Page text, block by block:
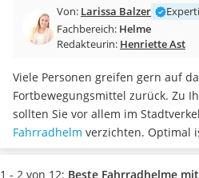
Futterboot
Air Bike
Trekkingschuhe Herren
Reisetasche mit Rollen
Klimmzugstation
Koffer
Nachtsichtgerät
Faltschloss
Von: Larissa Balzer
Fachbereich: Helme
Redakteurin: Henriette Ast
Viele Personen greifen gern auf
Fortbewegungsmittel zurück. Zu
sollten Sie vor allem im
Fahrradhelm verzichten. Optimal
Licht, umim Straßenverkehr auf
machen , vor allem im Dunkeln.
1 - 2 von 12: Beste Fahrradhelme